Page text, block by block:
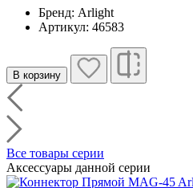
Бренд: Arlight
Артикул: 46583
В корзину
Все товары серии
Аксессуары данной серии